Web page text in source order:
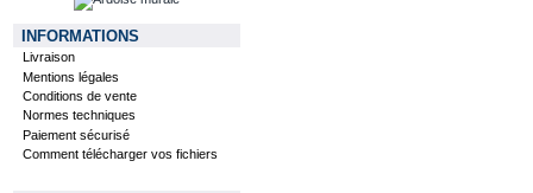
INFORMATIONS
Livraison
Mentions légales
Conditions de vente
Normes techniques
Paiement sécurisé
Comment télécharger vos fichiers